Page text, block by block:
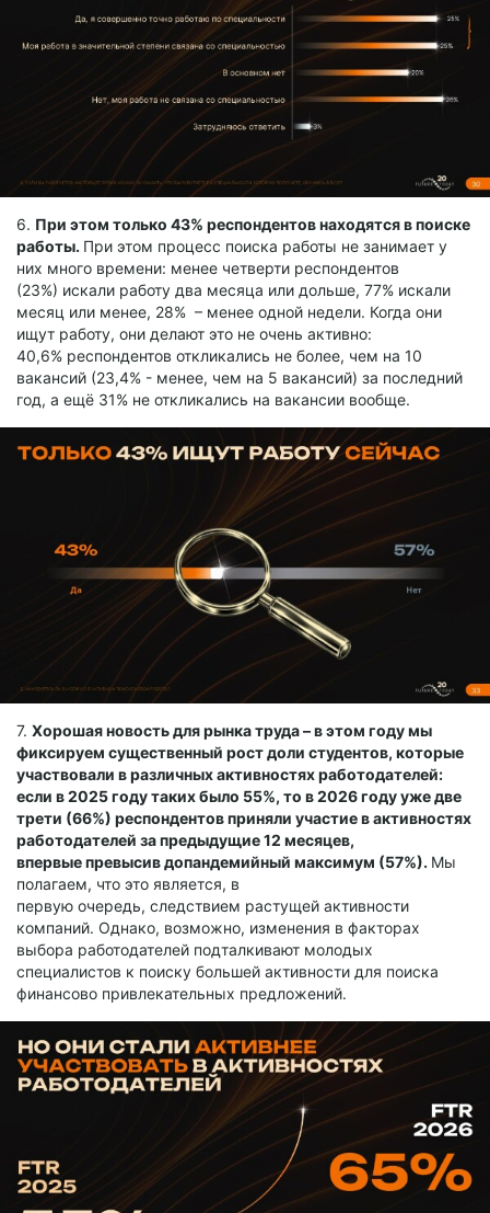
6. При этом только 43% респондентов находятся в поиске
работы. При этом процесс поиска работы не занимает у
них много времени: менее четверти респондентов
(23%) искали работу два месяца или дольше, 77% искали
месяц или менее, 28% – менее одной недели. Когда они
ищут работу, они делают это не очень активно:
40,6% респондентов откликались не более, чем на 10
вакансий (23,4% - менее, чем на 5 вакансий) за последний
год, а ещё 31% не откликались на вакансии вообще.
7. Хорошая новость для рынка труда – в этом году мы
фиксируем существенный рост доли студентов, которые
участвовали в различных активностях работодателей:
если в 2025 году таких было 55%, то в 2026 году уже две
трети (66%) респондентов приняли участие в активностях
работодателей за предыдущие 12 месяцев,
впервые превысив допандемийный максимум (57%). Мы
полагаем, что это является, в
первую очередь, следствием растущей активности
компаний. Однако, возможно, изменения в факторах
выбора работодателей подталкивают молодых
специалистов к поиску большей активности для поиска
финансово привлекательных предложений.